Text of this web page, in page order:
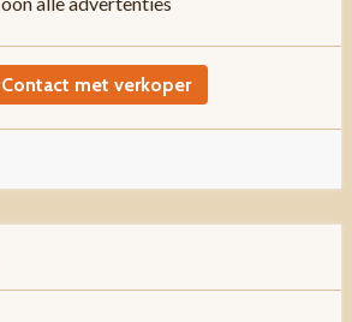
Contact met verkoper